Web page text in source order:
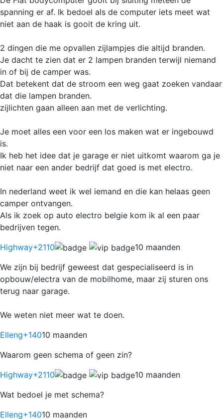
spanning er af. Ik bedoel als de computer iets meet wat
niet aan de haak is gooit de kring uit.
2 dingen die me opvallen zijlampjes die altijd branden.
Je dacht te zien dat er 2 lampen branden terwijl niemand
in of bij de camper was.
Dat betekent dat de stroom een weg gaat zoeken vandaar
dat die lampen branden.
zijlichten gaan alleen aan met de verlichting.
Je moet alles een voor een los maken wat er ingebouwd
is.
Ik heb het idee dat je garage er niet uitkomt waarom ga je
niet naar een ander bedrijf dat goed is met electro.
In nederland weet ik wel iemand en die kan helaas geen
camper ontvangen.
Als ik zoek op auto electro belgie kom ik al een paar
bedrijven tegen.
Highway+2110
10 maanden
We zijn bij bedrijf geweest dat gespecialiseerd is in
opbouw/electra van de mobilhome, maar zij sturen ons
terug naar garage.
We weten niet meer wat te doen.
Elleng+14010 maanden
Waarom geen schema of geen zin?
Highway+2110
10 maanden
Wat bedoel je met schema?
Elleng+14010 maanden